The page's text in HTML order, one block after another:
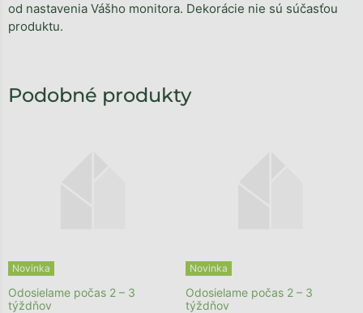
od nastavenia Vášho monitora. Dekorácie nie sú súčasťou
produktu.
Novinka
Odosielame počas 2 – 3
týždňov
Novinka
Odosielame počas 2 – 3
týždňov